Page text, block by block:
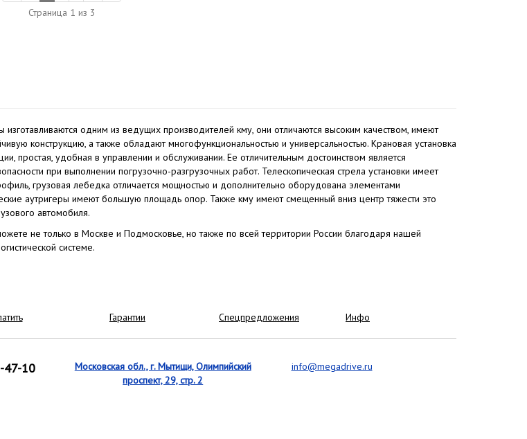
Страница 1 из 3
изготавливаются одним из ведущих производителей кму, они отличаются высоким качеством, имеют
конструкцию, а также обладают многофункциональностью и универсальностью. Крановая установка
простая, удобная в управлении и обслуживании. Ее отличительным достоинством является
при выполнении погрузочно-разгрузочных работ. Телескопическая стрела установки имеет
грузовая лебедка отличается мощностью и дополнительно оборудована элементами
аутригеры имеют большую площадь опор. Также кму имеют смещенный вниз центр тяжести это
автомобиля.
не только в Москве и Подмосковье, но также по всей территории России благодаря нашей
системе.
Гарантии Спецпредложения Инфо
47-10
Московская обл., г. Мытищи, Олимпийский
проспект, 29, стр. 2
info@megadrive.ru